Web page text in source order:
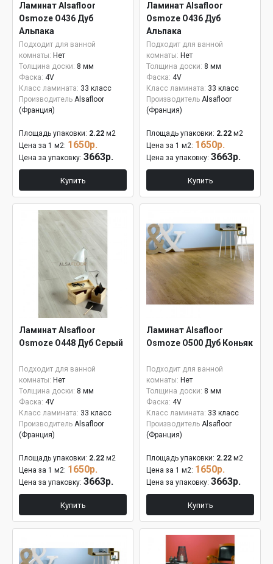
Ламинат Alsafloor
Osmoze O436 Дуб
Альпака
Подходит для ванной
комнаты: Нет
Толщина доски: 8 мм
Фаска: 4V
Класс ламината: 33 класс
Производитель Alsafloor
(Франция)
Площадь упаковки: 2.22 м2
Цена за 1 м2: 1650р.
Цена за упаковку: 3663р.
Купить
Ламинат Alsafloor
Osmoze O436 Дуб
Альпака
Подходит для ванной
комнаты: Нет
Толщина доски: 8 мм
Фаска: 4V
Класс ламината: 33 класс
Производитель Alsafloor
(Франция)
Площадь упаковки: 2.22 м2
Цена за 1 м2: 1650р.
Цена за упаковку: 3663р.
Купить
Ламинат Alsafloor
Osmoze O448 Дуб Серый
Подходит для ванной
комнаты: Нет
Толщина доски: 8 мм
Фаска: 4V
Класс ламината: 33 класс
Производитель Alsafloor
(Франция)
Площадь упаковки: 2.22 м2
Цена за 1 м2: 1650р.
Цена за упаковку: 3663р.
Купить
Ламинат Alsafloor
Osmoze O500 Дуб Коньяк
Подходит для ванной
комнаты: Нет
Толщина доски: 8 мм
Фаска: 4V
Класс ламината: 33 класс
Производитель Alsafloor
(Франция)
Площадь упаковки: 2.22 м2
Цена за 1 м2: 1650р.
Цена за упаковку: 3663р.
Купить